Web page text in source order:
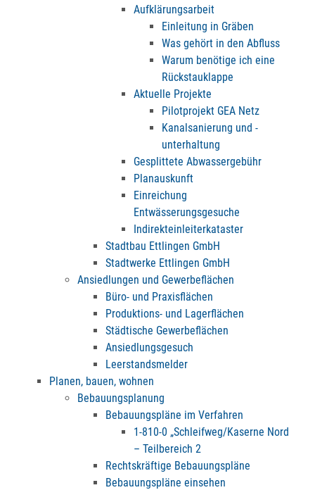
Aufklärungsarbeit
Einleitung in Gräben
Was gehört in den Abfluss
Warum benötige ich eine
Rückstauklappe
Aktuelle Projekte
Pilotprojekt GEA Netz
Kanalsanierung und -
unterhaltung
Gesplittete Abwassergebühr
Planauskunft
Einreichung
Entwässerungsgesuche
Indirekteinleiterkataster
Stadtbau Ettlingen GmbH
Stadtwerke Ettlingen GmbH
Ansiedlungen und Gewerbeflächen
Büro- und Praxisflächen
Produktions- und Lagerflächen
Städtische Gewerbeflächen
Ansiedlungsgesuch
Leerstandsmelder
Planen, bauen, wohnen
Bebauungsplanung
Bebauungspläne im Verfahren
1-810-0 „Schleifweg/Kaserne Nord
– Teilbereich 2
Rechtskräftige Bebauungspläne
Bebauungspläne einsehen